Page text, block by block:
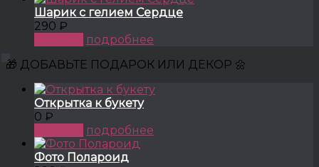
Шарик с гелием Сердце
290 ₽
подробнее
🎁 ДОБАВЬТЕ ПОДАРОК ИЛИ ДЕКОР 🌼
Открытка к букету
0 ₽
подробнее
Фото Полароид